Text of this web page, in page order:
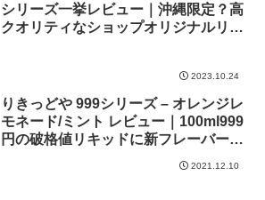
シリーズ一挙レビュー｜沖縄限定？高
クオリティなショップオリジナルリキ
2023.10.24
りきっどや 999シリーズ – オレンジレ
モネード/ミント レビュー｜100ml999
円の破格値リキッドに新フレーバー追
2021.12.10